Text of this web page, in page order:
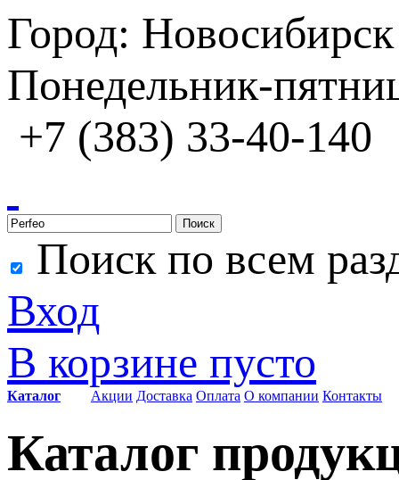
Город: Новосибирск
Понедельник-
+7 (383) 33-40-140
Поиск
Поиск по всем
Вход
В корзине пусто
Каталог Акции Доставка Оплата О компании Контакты
Каталог